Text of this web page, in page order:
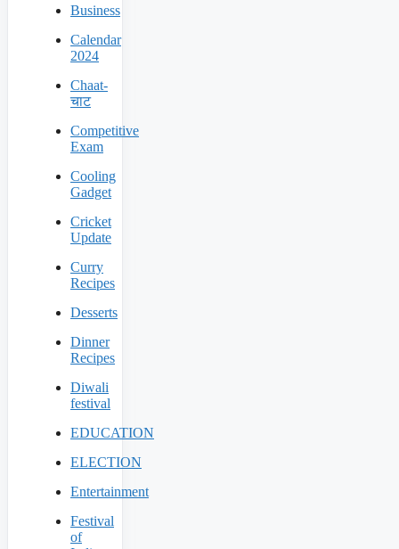
Business
Calendar
2024
Chaat-
चाट
Competitive
Exam
Cooling
Gadget
Cricket
Update
Curry
Recipes
Desserts
Dinner
Recipes
Diwali
festival
EDUCATION
ELECTION
Entertainment
Festival
of